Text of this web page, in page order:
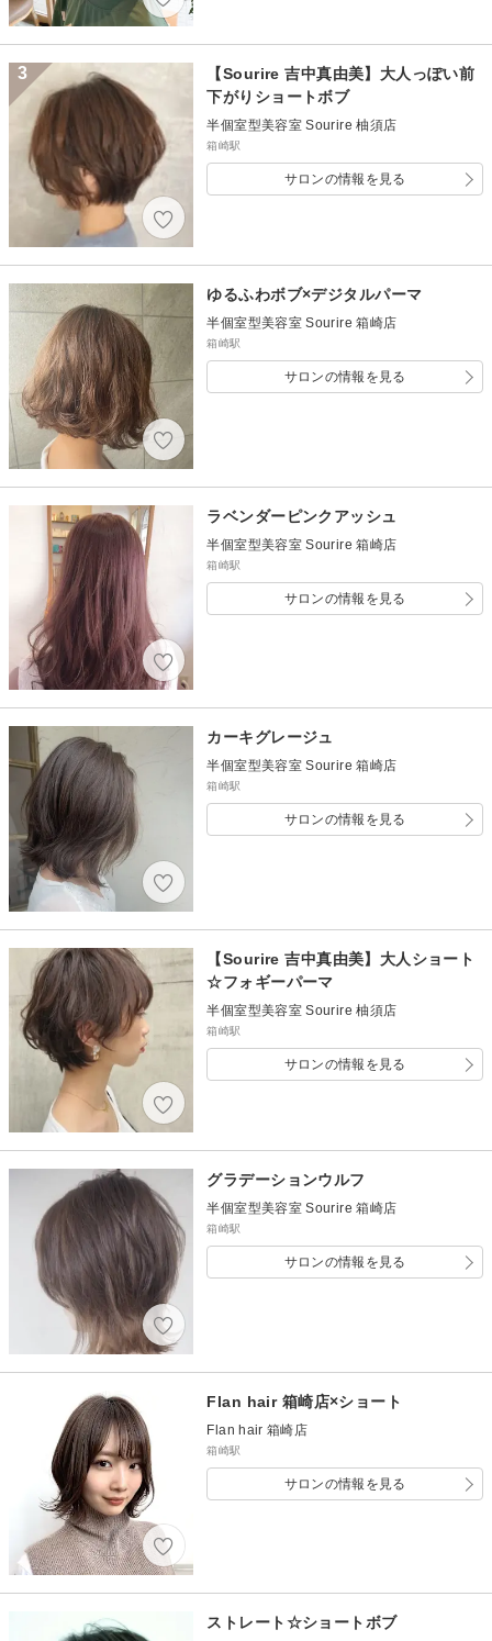
3
【Sourire 吉中真由美】大人っぽい前
下がりショートボブ
半個室型美容室 Sourire 柚須店
箱崎駅
サロンの情報を見る
ゆるふわボブ×デジタルパーマ
半個室型美容室 Sourire 箱崎店
箱崎駅
サロンの情報を見る
ラベンダーピンクアッシュ
半個室型美容室 Sourire 箱崎店
箱崎駅
サロンの情報を見る
カーキグレージュ
半個室型美容室 Sourire 箱崎店
箱崎駅
サロンの情報を見る
【Sourire 吉中真由美】大人ショート
☆フォギーパーマ
半個室型美容室 Sourire 柚須店
箱崎駅
サロンの情報を見る
グラデーションウルフ
半個室型美容室 Sourire 箱崎店
箱崎駅
サロンの情報を見る
Flan hair 箱崎店×ショート
Flan hair 箱崎店
箱崎駅
サロンの情報を見る
ストレート☆ショートボブ